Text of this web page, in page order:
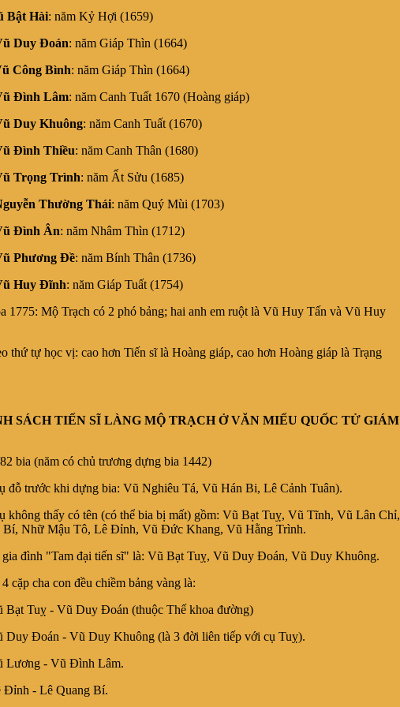
Bật Hài: năm Kỷ Hợi (1659)
Duy Đoán: năm Giáp Thìn (1664)
Công Bình: năm Giáp Thìn (1664)
Đình Lâm: năm Canh Tuất 1670 (Hoàng giáp)
Duy Khuông: năm Canh Tuất (1670)
Đình Thiều: năm Canh Thân (1680)
Trọng Trình: năm Ất Sửu (1685)
Thường Thái: năm Quý Mùi (1703)
Đình Ân: năm Nhâm Thìn (1712)
Phương Đề: năm Bính Thân (1736)
Huy Đĩnh: năm Giáp Tuất (1754)
Mộ Trạch có 2 phó bảng; hai anh em ruột là Vũ Huy Tấn và Vũ Huy
tự học vị: cao hơn Tiến sĩ là Hoàng giáp, cao hơn Hoàng giáp là Trạng
SÁCH TIẾN SĨ LÀNG MỘ TRẠCH Ở VĂN MIẾU QUỐC TỬ GIÁM
(năm có chủ trương dựng bia 1442)
trước khi dựng bia: Vũ Nghiêu Tá, Vũ Hán Bi, Lê Cảnh Tuân).
thấy có tên (có thể bia bị mất) gồm: Vũ Bạt Tuỵ, Vũ Tĩnh, Vũ Lân Chỉ,
Bí, Nhữ Mậu Tô, Lê Đỉnh, Vũ Đức Khang, Vũ Hằng Trình.
đình "Tam đại tiến sĩ" là: Vũ Bạt Tuỵ, Vũ Duy Đoán, Vũ Duy Khuông.
cha con đều chiềm bảng vàng là:
Tuỵ - Vũ Duy Đoán (thuộc Thế khoa đường)
Đoán - Vũ Duy Khuông (là 3 đời liên tiếp với cụ Tuỵ).
- Vũ Đình Lâm.
- Lê Quang Bí.